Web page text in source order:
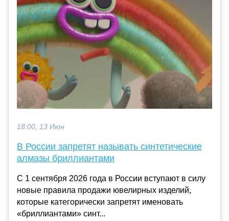
18:00, 13 Июн
В России запретят называть синтетические
алмазы бриллиантами
С 1 сентября 2026 года в России вступают в силу
новые правила продажи ювелирных изделий,
которые категорически запретят именовать
«бриллиантами» синт...